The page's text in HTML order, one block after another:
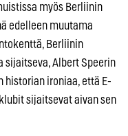
myös Berliinin
edelleen muutama
Berliinin
sijaitseva, Albert Speerin
historian ironiaa, että E-
sijaitsevat aivan sen